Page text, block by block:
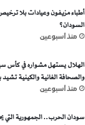
أطباء مزيفون وعيادات بلا
السودان؟
منذ أسبوعين
الهلال يستهل مشواره في كأس
والصحافة الغانية والكينية تشيد
منذ أسبوعين
سودان الحرب.. الجمهورية التي